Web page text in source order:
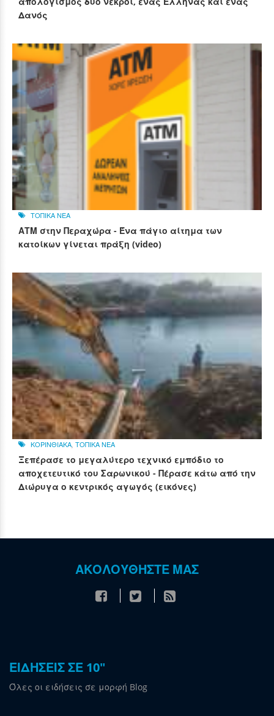
Δανός
ΤΟΠΙΚΑ ΝΕΑ
ΑΤΜ στην Περαχώρα - Ένα πάγιο αίτημα των
κατοίκων γίνεται πράξη (video)
ΚΟΡΙΝΘΙΑΚΑ, ΤΟΠΙΚΑ ΝΕΑ
Ξεπέρασε το μεγαλύτερο τεχνικό εμπόδιο το
αποχετευτικό του Σαρωνικού - Πέρασε κάτω από την
Διώρυγα ο κεντρικός αγωγός (εικόνες)
ΑΚΟΛΟΥΘΗΣΤΕ ΜΑΣ
ΕΙΔΗΣΕΙΣ ΣΕ 10"
Όλες οι ειδήσεις σε μορφή Blog